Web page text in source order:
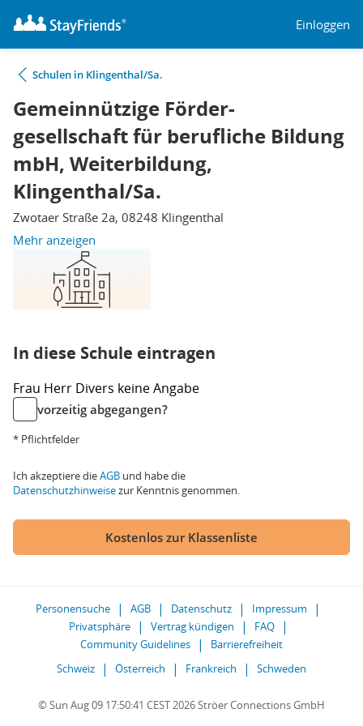
Einloggen
Schulen in Klingenthal/Sa.
Gemeinnützige Förder-
gesellschaft für berufliche Bildung
mbH, Weiterbildung,
Klingenthal/Sa.
Zwotaer Straße 2a, 08248 Klingenthal
Mehr anzeigen
In diese Schule eintragen
Frau Herr Divers keine Angabe
vorzeitig abgegangen?
* Pflichtfelder
Ich akzeptiere dieAGB und habe die
Datenschutzhinweisezur Kenntnis genommen.
Kostenlos zur Klassenliste
Personensuche AGB Datenschutz
Impressum
Privatsphäre
Vertrag kündigen
FAQ
Community Guidelines
Barrierefreiheit
Schweiz
Österreich Frankreich Schweden
© Sun Aug 09 17:50:41 CEST 2026 Ströer Connections GmbH